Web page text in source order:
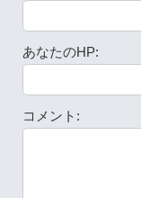
あなたのHP:
コメント: